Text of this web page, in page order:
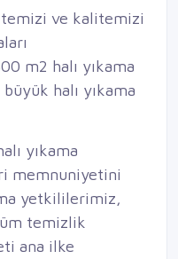
ve kalitemizi
m2 halı yıkama
halı yıkama
yıkama
memnuniyetini
yetkililerimiz,
temizlik
ana ilke